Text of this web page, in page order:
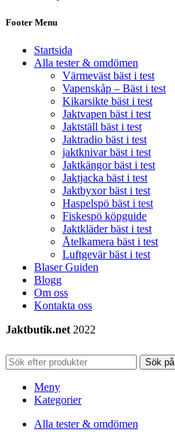
Footer Menu
Startsida
Alla tester & omdömen
Värmeväst bäst i test
Vapenskåp – Bäst i test
Kikarsikte bäst i test
Jaktvapen bäst i test
Jaktställ bäst i test
Jaktradio bäst i test
jaktknivar bäst i test
Jaktkängor bäst i test
Jaktjacka bäst i test
Jaktbyxor bäst i test
Haspelspö bäst i test
Fiskespö köpguide
Jaktkläder bäst i test
Åtelkamera bäst i test
Luftgevär bäst i test
Blaser Guiden
Blogg
Om oss
Kontakta oss
Jaktbutik.net 2022
Sök på
Meny
Kategorier
Alla tester & omdömen